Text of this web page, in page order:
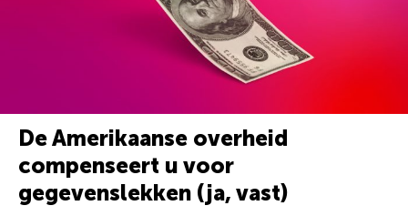
De Amerikaanse overheid
compenseert u voor
gegevenslekken (ja, vast)